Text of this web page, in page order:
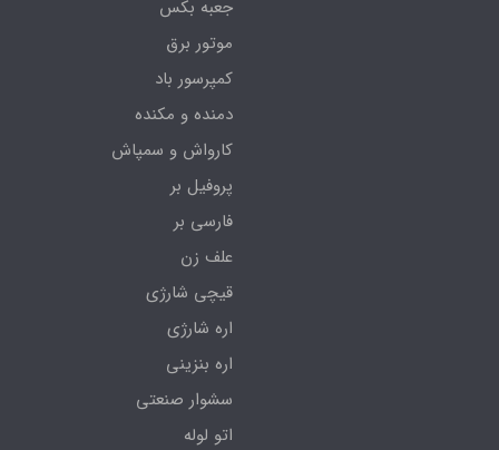
جعبه بکس
موتور برق
کمپرسور باد
دمنده و مکنده
کارواش و سمپاش
پروفیل بر
فارسی بر
علف زن
قیچی شارژی
اره شارژی
اره بنزینی
سشوار صنعتی
اتو لوله